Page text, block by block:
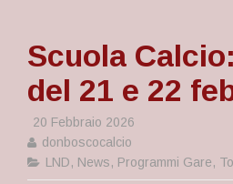
Scuola
del 21 e 22
20 Febbraio 2026
donboscocalcio
LND, News, Programmi Gare,